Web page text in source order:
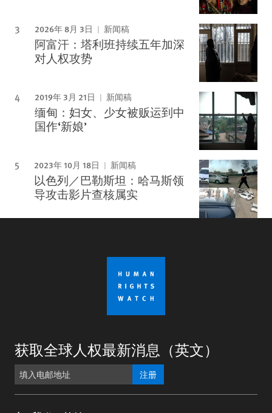
2026年 8月 3日 新闻稿
阿富汗：塔利班持续五年加深
对人权攻势
2019年 3月 21日 新闻稿
缅甸：妇女、少女被贩运到中
国作‘新娘’
2023年 10月 18日 新闻稿
以色列／巴勒斯坦：哈马斯领
导攻击影片查核属实
获取全球人权最新消息（英文）
注册